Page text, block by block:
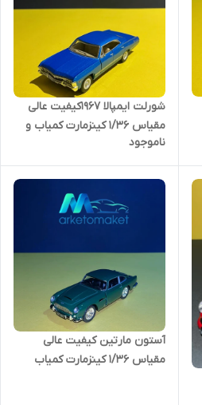
شورلت ایمپالا ۱۹۶۷کیفیت عالی
مقیاس ۱/۳۶ کینزمارت کمیاب و
خاص.
ناموجود
آستون مارتین کیفیت عالی
مقیاس ۱/۳۶ کینزمارت کمیاب